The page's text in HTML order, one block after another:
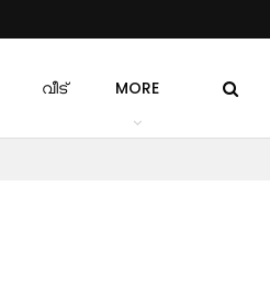
വീട് MORE